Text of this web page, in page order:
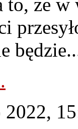
2022,